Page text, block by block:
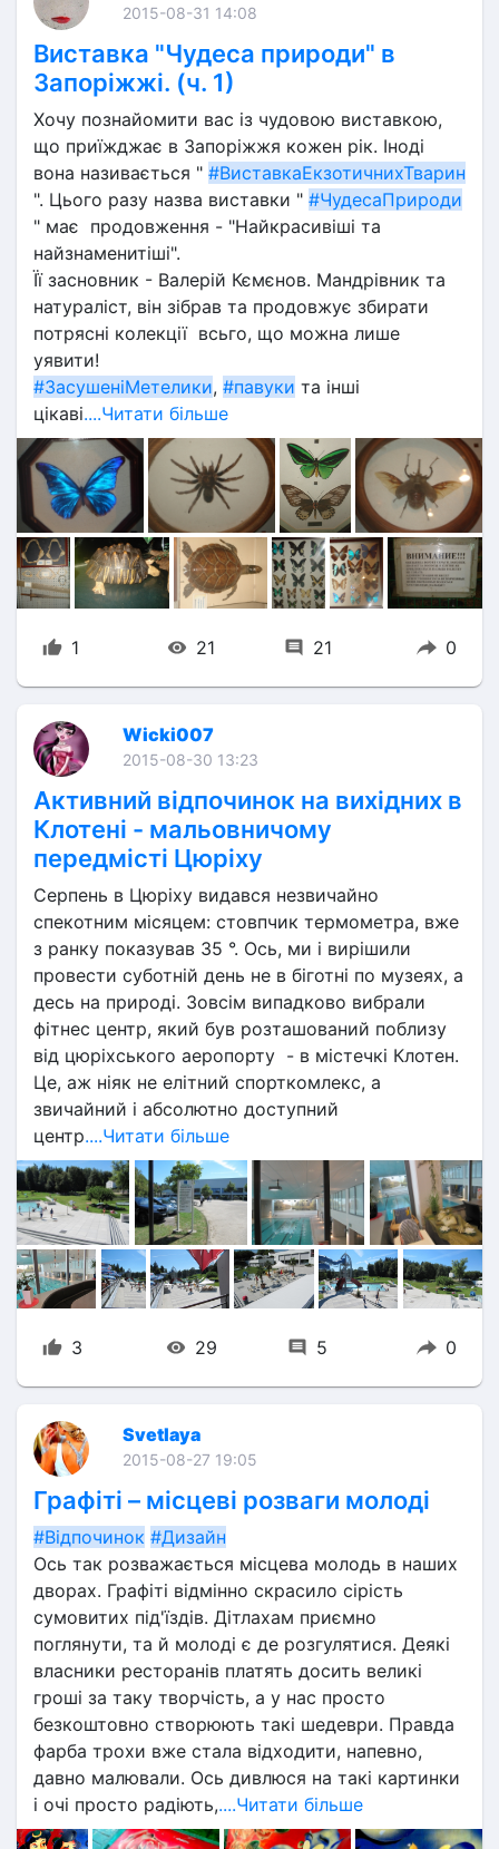
2015-08-31 14:08
Виставка "Чудеса природи" в
Запоріжжі. (ч. 1)
Хочу познайомити вас із чудовою виставкою,
що приїжджає в Запоріжжя кожен рік. Іноді
вона називається " #ВиставкаЕкзотичнихТварин
". Цього разу назва виставки " #ЧудесаПрироди
" має  продовження - "Найкрасивіші та
найзнаменитіші".
Її засновник - Валерій Кємєнов. Мандрівник та
натураліст, він зібрав та продовжує збирати
потрясні колекції  всьго, що можна лише
уявити!
#ЗасушеніМетелики, #павуки та інші
цікаві....Читати більше
1 21 21 0
Wicki007
2015-08-30 13:23
Активний відпочинок на вихідних в
Клотені - мальовничому
передмісті Цюріху
Серпень в Цюріху видався незвичайно
спекотним місяцем: стовпчик термометра, вже
з ранку показував 35 °. Ось, ми і вирішили
провести суботній день не в біготні по музеях, а
десь на природі. Зовсім випадково вибрали
фітнес центр, який був розташований поблизу
від цюріхського аеропорту  - в містечкі Клотен.
Це, аж ніяк не елітний спорткомлекс, а
звичайний і абсолютно доступний
центр....Читати більше
3 29 5 0
Svetlaya
2015-08-27 19:05
Графіті – місцеві розваги молоді
#Відпочинок #Дизайн
Ось так розважається місцева молодь в наших
дворах. Графіті відмінно скрасило сірість
сумовитих під'їздів. Дітлахам приємно
поглянути, та й молоді є де розгулятися. Деякі
власники ресторанів платять досить великі
гроші за таку творчість, а у нас просто
безкоштовно створюють такі шедеври. Правда
фарба трохи вже стала відходити, напевно,
давно малювали. Ось дивлюся на такі картинки
і очі просто радіють,....Читати більше